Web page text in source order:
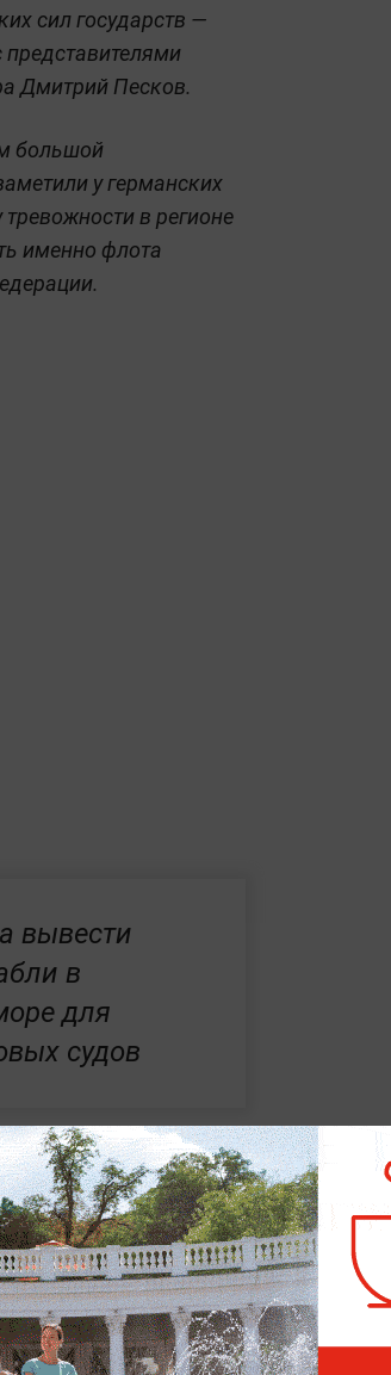
сил государств —
представителями
Дмитрий Песков.
большой
у германских
в регионе
именно флота
вывести
в
для
судов
в Мировом
что флот выполняет
с
отношениях